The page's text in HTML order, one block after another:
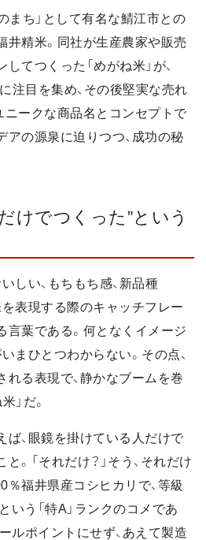
まち」として有名な鯖江市との
井精米。同社が生産農家や販売
てつくった「めがね米」が、
注目を集め、その後堅実な売れ
ニークな商品名とコンセプトで
アの源泉に迫りつつ、成功の秘
けでつくった”という
しい、もちもち感、新品種
表現する際のキャッチフレー
言葉である。何となくイメージ
まひとつわからない。その点、
る表現で、静かなブームを巻
」だ。
、眼鏡を掛けている人だけで
。「それだけ？」そう、それだけ
％福井県産コシヒカリで、等級
いう「特A」ランクのコメであ
ルポイントにせず、あえて製造